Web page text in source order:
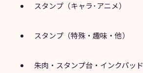
スタンプ（キャラ･アニメ）
スタンプ（特殊・趣味・他）
朱肉・スタンプ台・インクパッド